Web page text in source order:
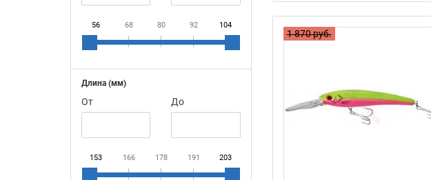
56 68 80 92 104
Длина (мм)
От До
153 166 178 191 203
1 870 руб.